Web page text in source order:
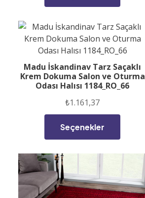
Madu İskandinav Tarz Saçaklı
Krem Dokuma Salon ve Oturma
Odası Halısı 1184_RO_66
₺1.161,37
Seçenekler